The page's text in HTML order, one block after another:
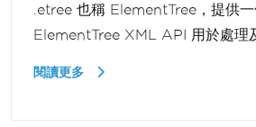
.etree 也稱 ElementTree，提供
ElementTree XML API 用於處理
閱讀更多